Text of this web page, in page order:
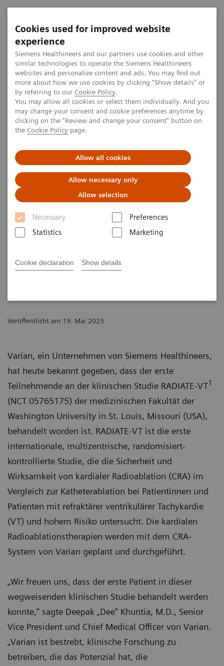
Cookies used for improved website
experience
Siemens Healthineers and our partners use cookies and other
similar technologies to operate the Siemens Healthineers
websites and personalize content and ads. You may find out
more about how we use cookies by clicking "Show details" or
by referring to our Cookie Policy.
You may allow all cookies or select them individually. And you
may change your consent and cookie preferences anytime by
clicking on the "Review and change your consent" button on
the Cookie Policy page.
Allow all cookies
Allow necessary only
Allow selection
Necessary
Preferences
Statistics
Marketing
Cookie declaration Show details
Startseite Presse Center Presseinformationen Varian
Presseinformation
Varian gibt erste Behandlung im
Rahmen der klinischen Studie
RADIATE-VT bekannt
Kardiale Radioablation bei Patientinnen und
Patienten mit refraktärer ventrikulärer
Tachykardie
Siemens Healthineers
Veröffentlicht am 19. Mai 2023
Varian, ein Unternehmen von Siemens Healthineers,
hat heute bekannt gegeben, dass der erste
Teilnehmende an der klinischen Studie RADIATE-VT1
(NCT 05765175) der medizinischen Fakultät der
Washington University in St. Louis, Missouri (USA),
behandelt worden ist. RADIATE-VT ist die erste
internationale, multizentrische, randomisiert-
kontrollierte Studie, die die Sicherheit und
Wirksamkeit von kardialer Radioablation (CRA) im
Vergleich zur Katheterablation bei Patientinnen und
Patienten mit refraktärer ventrikulärer Tachykardie
(VT) und hohem Risiko untersucht. Die kardialen
Radioablationstherapien werden mit dem CRA-
System von Varian geplant und durchgeführt.
„Wir freuen uns, dass der erste Patient in dieser
wegweisenden klinischen Studie behandelt werden
konnte,“ sagte Deepak „Dee“ Khuntia, M.D., Senior
Vice President und Chief Medical Officer von Varian.
„Varian ist bestrebt, klinische Forschung zu
betreiben, die das Potenzial hat, die